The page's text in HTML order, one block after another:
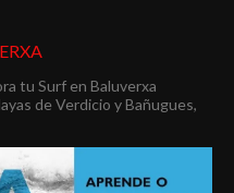
tu Surf en Baluverxa
de Verdicio y Bañugues,